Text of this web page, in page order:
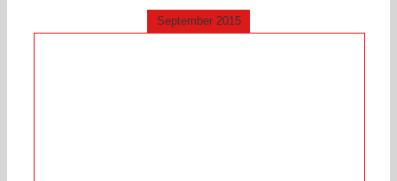
September 2015